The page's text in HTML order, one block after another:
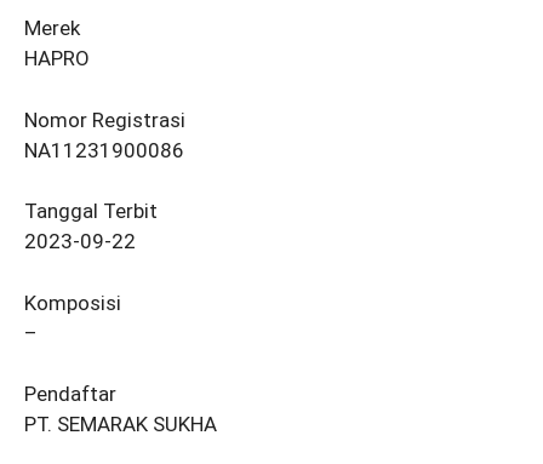
Merek
HAPRO
Nomor Registrasi
NA11231900086
Tanggal Terbit
2023-09-22
Komposisi
–
Pendaftar
PT. SEMARAK SUKHA